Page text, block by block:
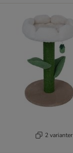
2 varianter